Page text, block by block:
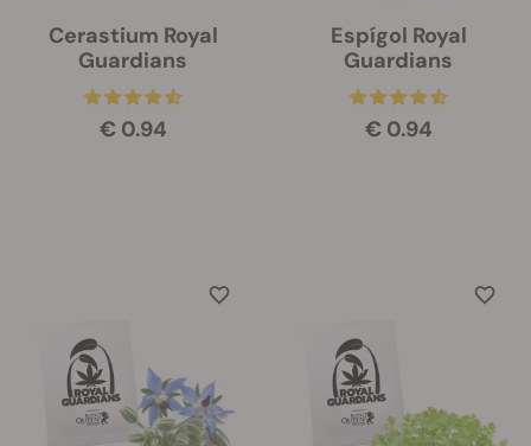
Cerastium Royal
Guardians
€ 0.94
Espígol Royal
Guardians
€ 0.94